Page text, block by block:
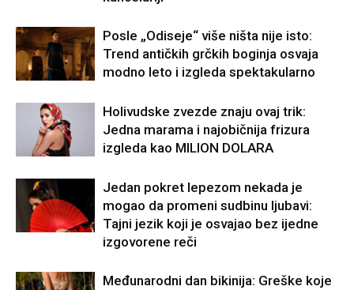
Posle „Odiseje“ više ništa nije isto:
Trend antičkih grčkih boginja osvaja
modno leto i izgleda spektakularno
Holivudske zvezde znaju ovaj trik:
Jedna marama i najobičnija frizura
izgleda kao MILION DOLARA
Jedan pokret lepezom nekada je
mogao da promeni sudbinu ljubavi:
Tajni jezik koji je osvajao bez ijedne
izgovorene reči
Međunarodni dan bikinija: Greške koje